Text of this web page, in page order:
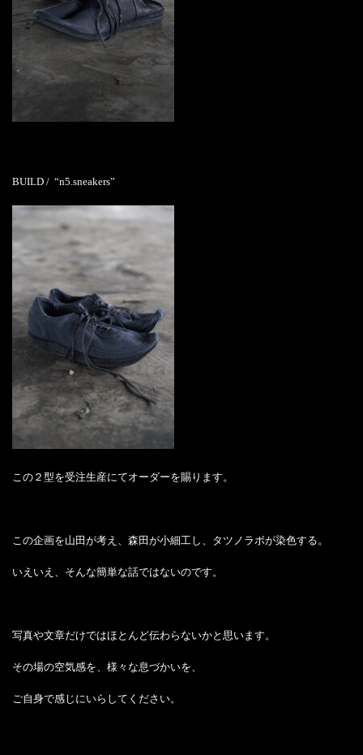
BUILD / “n5.sneakers”
この２型を受注生産にてオーダーを賜ります。
この企画を山田が考え、森田が小細工し、タツノラボが染色する。
いえいえ、そんな簡単な話ではないのです。
写真や文章だけではほとんど伝わらないかと思います。
その場の空気感を、様々な息づかいを、
ご自身で感じにいらしてください。